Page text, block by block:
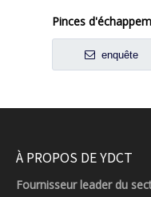
enquête
À PROPOS DE YDCT
Fournisseur leader du